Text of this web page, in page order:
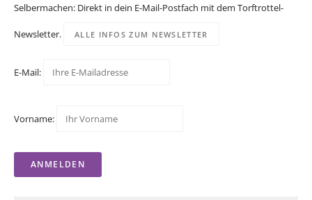
Selbermachen: Direkt in dein E-Mail-Postfach mit dem Torftrottel-
Newsletter. ALLE INFOS ZUM NEWSLETTER
E-Mail:
Vorname: